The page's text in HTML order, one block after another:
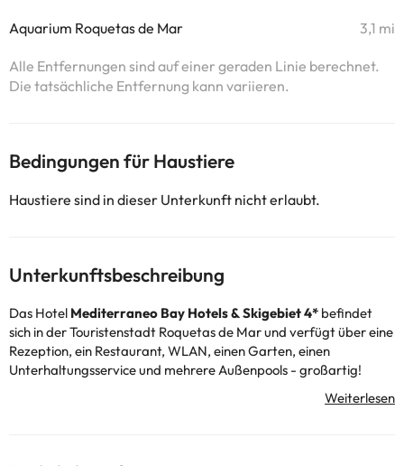
Aquarium Roquetas de Mar 3,1 mi
Alle Entfernungen sind auf einer geraden Linie berechnet.
Die tatsächliche Entfernung kann variieren.
Bedingungen für Haustiere
Haustiere sind in dieser Unterkunft nicht erlaubt.
Unterkunftsbeschreibung
Das Hotel Mediterraneo Bay Hotels & Skigebiet 4* befindet
sich in der Touristenstadt Roquetas de Mar und verfügt über eine
Rezeption, ein Restaurant, WLAN, einen Garten, einen
Unterhaltungsservice und mehrere Außenpools - großartig!
Außerdem verfügt das Hotel über eine große Vielfalt an Farben